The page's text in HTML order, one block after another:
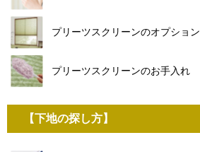
プリーツスクリーンのオプション
プリーツスクリーンのお手入れ
【下地の探し方】